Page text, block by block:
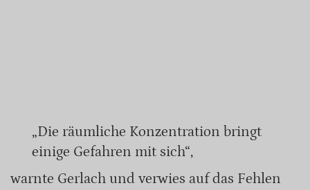
„Die räumliche Konzentration bringt
einige Gefahren mit sich“,
warnte Gerlach und verwies auf das Fehlen